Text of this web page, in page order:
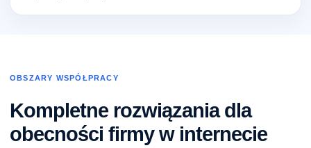
OBSZARY WSPÓŁPRACY
Kompletne rozwiązania dla
obecności firmy w internecie